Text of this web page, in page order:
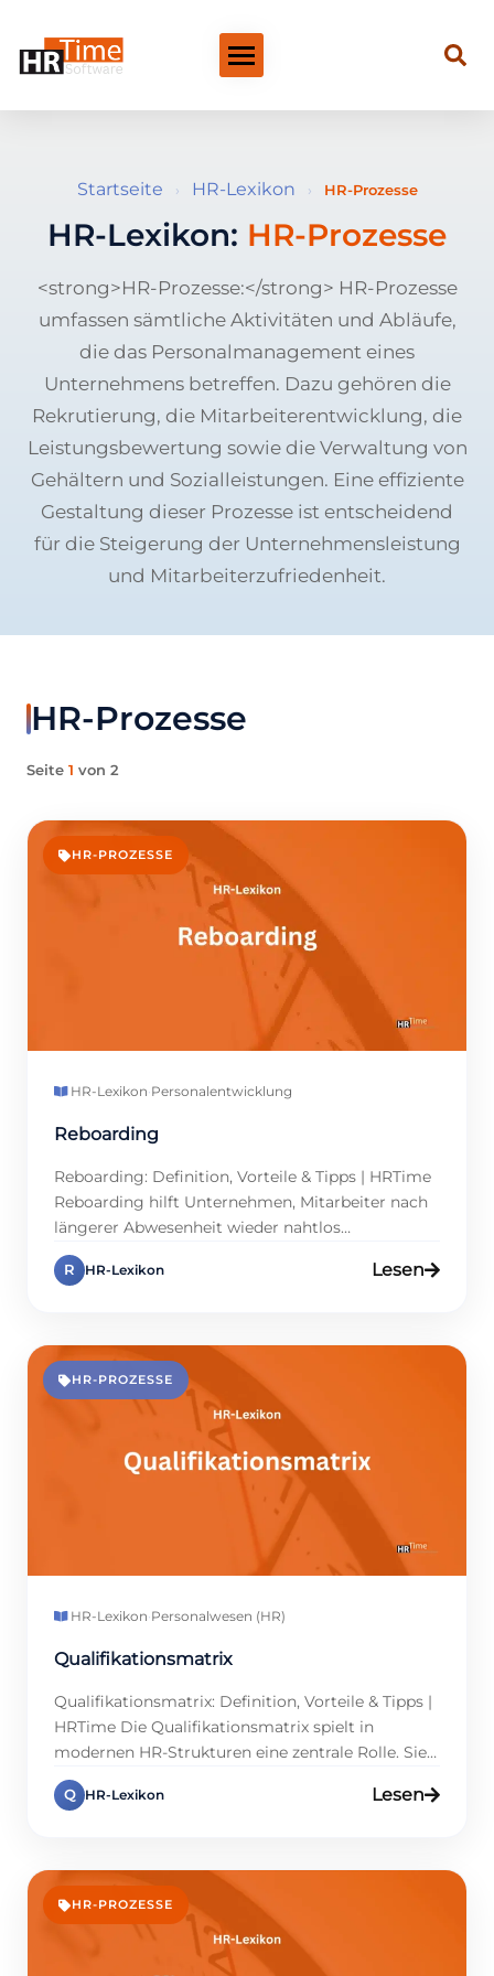
Startseite › HR-Lexikon › HR-Prozesse
HR-Lexikon: HR-Prozesse
<strong>HR-Prozesse:</strong> HR-Prozesse
umfassen sämtliche Aktivitäten und Abläufe,
die das Personalmanagement eines
Unternehmens betreffen. Dazu gehören die
Rekrutierung, die Mitarbeiterentwicklung, die
Leistungsbewertung sowie die Verwaltung von
Gehältern und Sozialleistungen. Eine effiziente
Gestaltung dieser Prozesse ist entscheidend
für die Steigerung der Unternehmensleistung
und Mitarbeiterzufriedenheit.
HR-Prozesse
Seite 1 von 2
HR-PROZESSE
HR-Lexikon·Personalentwicklung
Reboarding
Reboarding: Definition, Vorteile & Tipps | HRTime
Reboarding hilft Unternehmen, Mitarbeiter nach
längerer Abwesenheit wieder nahtlos
einzubinden. Ob nach Elternzeit, Krankheit oder
Sabbatical – der Prozess sorgt für schnelle
Ressourcen und vermeidet Frust. Mit gezielten
Maßnahmen wird Reboarding zum Win-Win für
alle Beteiligten. […]
R HR-Lexikon Lesen
HR-PROZESSE
HR-Lexikon·Personalwesen (HR)
Qualifikationsmatrix
Qualifikationsmatrix: Definition, Vorteile & Tipps |
HRTime Die Qualifikationsmatrix spielt in
modernen HR-Strukturen eine zentrale Rolle. Sie
erfasst Mitarbeiterfähigkeiten systematisch,
macht sie sichtbar sowie nutzbar und ermöglicht
Veränderungen ist Klarheit über vorhandene wie
fehlende Kompetenzen entscheidend. Sobald
diese erfasst wurden, lassen sich
Qualifikationslücken identifizieren, Fortbildungen
Q HR-Lexikon Lesen
HR-PROZESSE